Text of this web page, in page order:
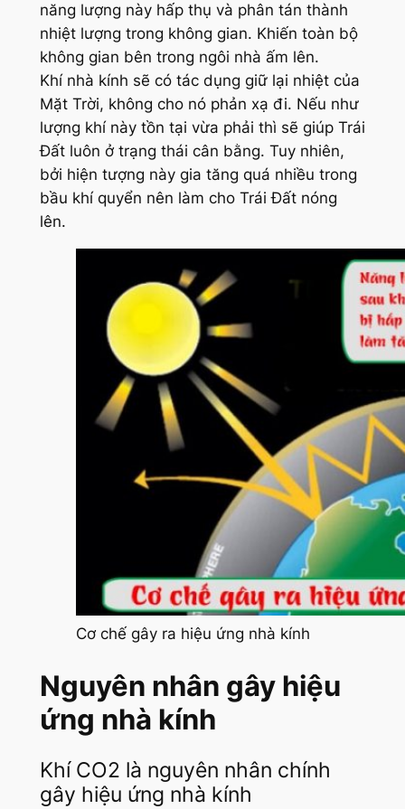
năng lượng này hấp thụ và phân tán thành
nhiệt lượng trong không gian. Khiến toàn bộ
không gian bên trong ngôi nhà ấm lên.
Khí nhà kính sẽ có tác dụng giữ lại nhiệt của
Mặt Trời, không cho nó phản xạ đi. Nếu như
lượng khí này tồn tại vừa phải thì sẽ giúp Trái
Đất luôn ở trạng thái cân bằng. Tuy nhiên,
bởi hiện tượng này gia tăng quá nhiều trong
bầu khí quyển nên làm cho Trái Đất nóng
lên.
Cơ chế gây ra hiệu ứng nhà kính
Nguyên nhân gây hiệu
ứng nhà kính
Khí CO2 là nguyên nhân chính
gây hiệu ứng nhà kính